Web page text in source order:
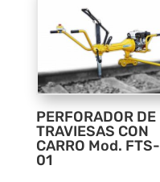
PERFORADOR DE
TRAVIESAS CON
CARRO Mod. FTS-
01